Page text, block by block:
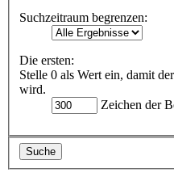
Suchzeitraum begrenzen:
Die ersten:
Stelle 0 als Wert ein, damit
wird.
Zeichen der